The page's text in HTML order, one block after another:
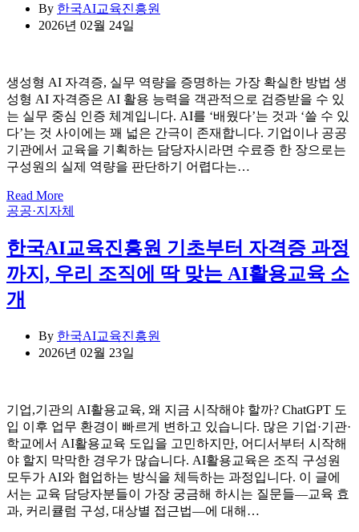
By 한국AI교육진흥원
2026년 02월 24일
생성형 AI 자격증, 실무 역량을 증명하는 가장 확실한 방법 생
성형 AI 자격증은 AI 활용 능력을 객관적으로 검증받을 수 있
는 실무 중심 인증 체계입니다. AI를 ‘배웠다’는 것과 ‘쓸 수 있
다’는 것 사이에는 꽤 넓은 간극이 존재합니다. 기업이나 공공
기관에서 교육을 기획하는 담당자시라면 수료증 한 장으로는
구성원의 실제 역량을 판단하기 어렵다는…
Read More
Categories
공공·지자체
한국AI교육진흥원 기초부터 자격증 과정
까지, 우리 조직에 딱 맞는 AI활용교육 소
개
By 한국AI교육진흥원
2026년 02월 23일
기업,기관의 AI활용교육, 왜 지금 시작해야 할까? ChatGPT 도
입 이후 업무 환경이 빠르게 변하고 있습니다. 많은 기업·기관·
학교에서 AI활용교육 도입을 고민하지만, 어디서부터 시작해
야 할지 막막한 경우가 많습니다. AI활용교육은 조직 구성원
모두가 AI와 협업하는 방식을 체득하는 과정입니다. 이 글에
서는 교육 담당자분들이 가장 궁금해 하시는 질문들—교육 효
과, 커리큘럼 구성, 대상별 접근법—에 대해…